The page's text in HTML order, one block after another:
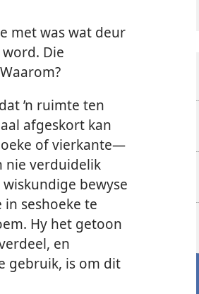
met was wat deur
Die
’n ruimte ten
afgeskort kan
of vierkante—
nie verduidelik
bewyse
seshoeke te
Hy het getoon
en
gebruik, is om dit